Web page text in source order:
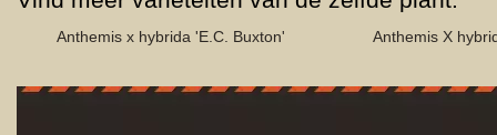
Anthemis x hybrida 'E.C. Buxton' Anthemis X